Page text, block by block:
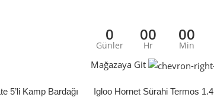
0
Günler
00
Hr
00
Min
Mağazaya Git
5’li Kamp Bardağı
Igloo Hornet Sürahi Termos 1.4